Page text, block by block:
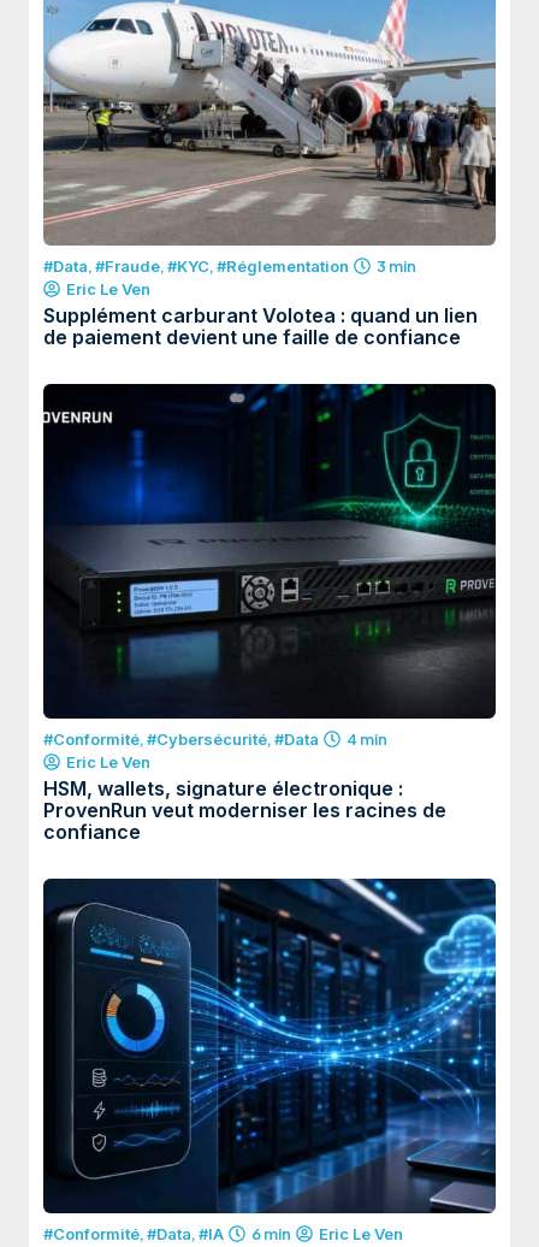
#Data,#Fraude,#KYC,#Réglementation
3 min
Eric Le Ven
Supplément carburant Volotea : quand un lien
de paiement devient une faille de confiance
#Conformité,#Cybersécurité,#Data
4 min
Eric Le Ven
HSM, wallets, signature électronique :
ProvenRun veut moderniser les racines de
confiance
#Conformité,#Data,#IA 6 min Eric Le Ven